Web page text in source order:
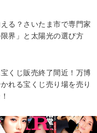
る？さいたま市で専門家
界」と太陽光の選び方
くじ販売終了間近！万博
れる宝くじ売り場を売り